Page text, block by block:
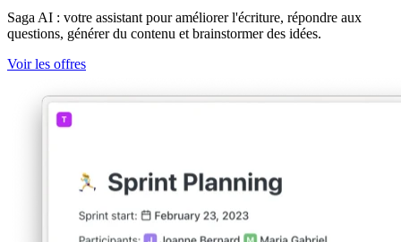
Saga AI : votre assistant pour améliorer l'écriture, répondre aux
questions, générer du contenu et brainstormer des idées.
Voir les offres